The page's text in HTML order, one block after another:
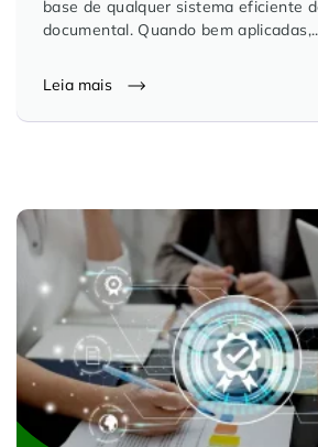
base de qualquer sistema eficiente
documental. Quando bem
Leia mais